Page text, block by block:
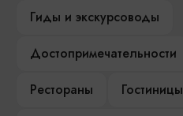
Гиды и экскурсоводы
Достопримечательности
Рестораны
Гостиницы